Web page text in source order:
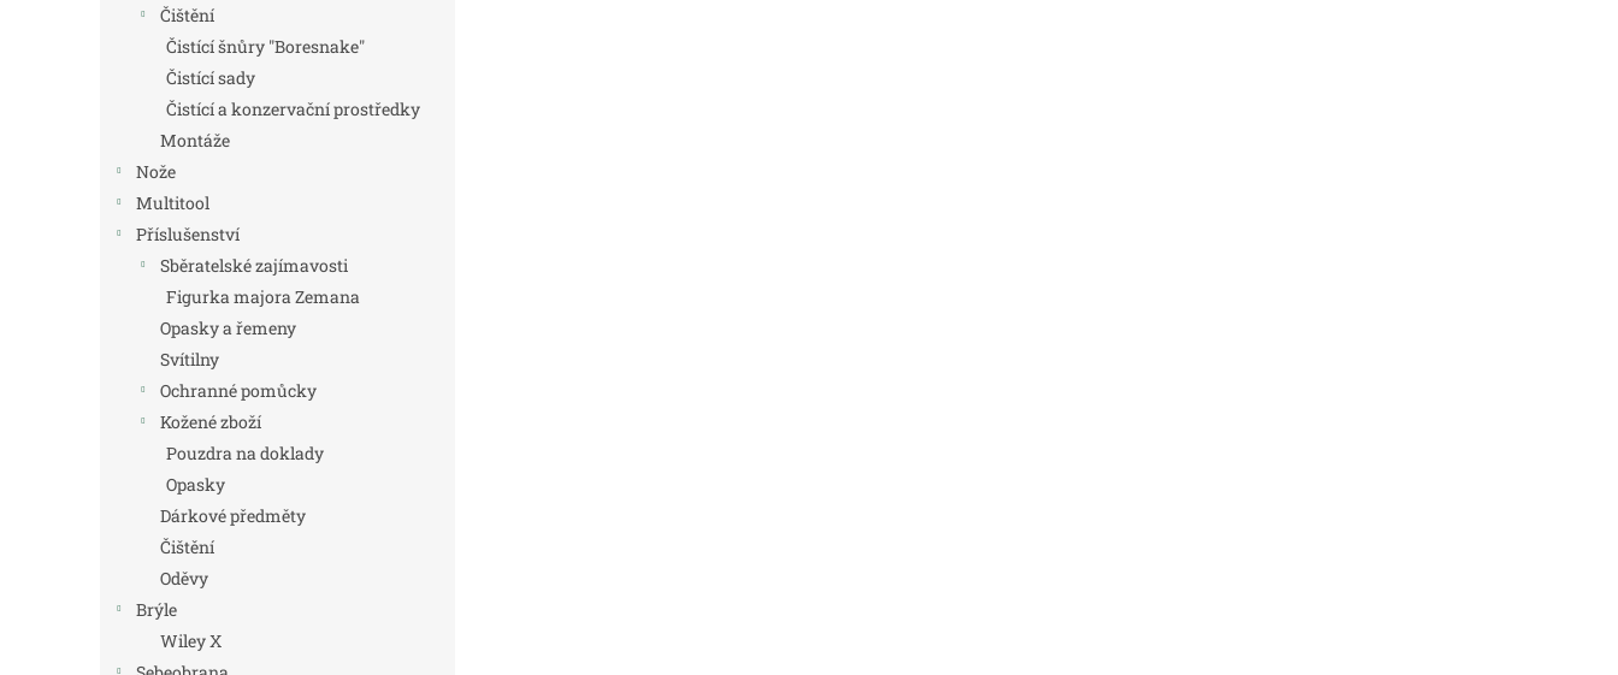
Čištění
Čistící šnůry "Boresnake"
Čistící sady
Čistící a konzervační prostředky
Montáže
Nože
Multitool
Příslušenství
Sběratelské zajímavosti
Figurka majora Zemana
Opasky a řemeny
Svítilny
Ochranné pomůcky
Kožené zboží
Pouzdra na doklady
Opasky
Dárkové předměty
Čištění
Oděvy
Brýle
Wiley X